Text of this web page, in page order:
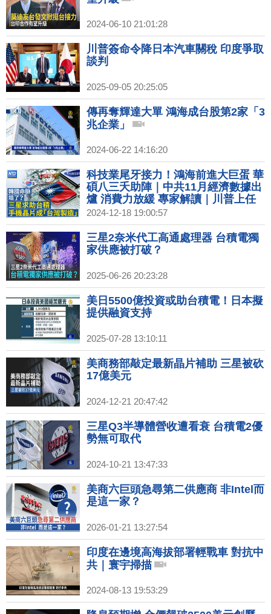
2024-06-10 21:01:28
川普簽命令降日本汽車關稅 印度爭取
談判
2025-09-05 20:25:05
傳再奪輝達大單 鴻海成台股第2家「3
兆企業」
2024-06-22 14:16:20
科技業尾牙接力！鴻海前進大巨蛋 華
碩八三夭助陣｜中共11月經濟數據出
爐 消費力放緩 專家解讀｜川普上任
晶片法補助落空？專家：機率高但非
壞事｜本田.日產合併有變數？傳鴻海
向Nissan提議收購
2024-12-18 19:00:57
三星2奈米代工高通處理器 台積電獨
家供應被打破？
2025-06-26 20:23:28
美日5500億投資或助台積電！日本擬
提供融資支持
2025-07-28 13:10:11
美商務部敲定最新晶片補助 三星被砍
17億美元
2024-12-21 20:47:42
三星Q3半導體營收遭看衰 台積電2優
勢無可取代
2024-10-21 13:47:33
美商六巨頭急尋第二供應商 非Intel而
是這一家？
2026-01-21 13:27:54
印度在邊境高海拔部署輕戰車 對抗中
共｜寰宇掃描
2024-08-13 19:53:29